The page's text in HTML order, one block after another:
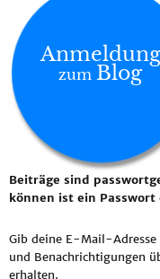
Anmeldung
zum Blog
Beiträge sind
können ist ein
Gib deine E-Mail-
und Benachrichtigungen
erhalten.